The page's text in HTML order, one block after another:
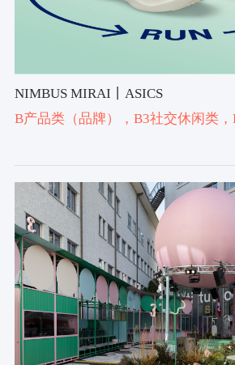
NIMBUS MIRAI丨ASICS
B产品类（品牌）
，B3社交休闲类，